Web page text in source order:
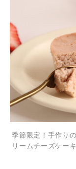
季節限定！手作り
リームチーズケーキ